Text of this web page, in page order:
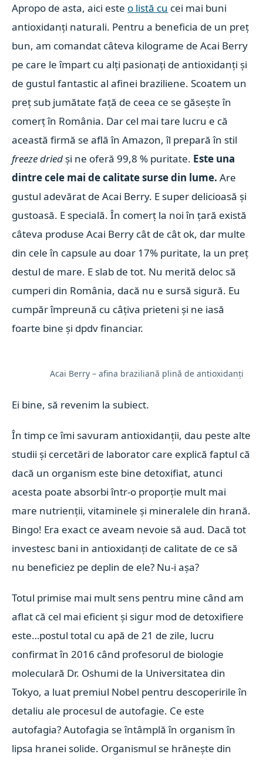
Apropo de asta, aici este o listă cu cei mai buni
antioxidanți naturali. Pentru a beneficia de un preț
bun, am comandat câteva kilograme de Acai Berry
pe care le împart cu alți pasionați de antioxidanți și
de gustul fantastic al afinei braziliene. Scoatem un
preț sub jumătate față de ceea ce se găsește în
comerț în România. Dar cel mai tare lucru e că
această firmă se află în Amazon, îl prepară în stil
freeze dried și ne oferă 99,8 % puritate. Este una
dintre cele mai de calitate surse din lume. Are
gustul adevărat de Acai Berry. E super delicioasă și
gustoasă. E specială. În comerț la noi în țară există
câteva produse Acai Berry cât de cât ok, dar multe
din cele în capsule au doar 17% puritate, la un preț
destul de mare. E slab de tot. Nu merită deloc să
cumperi din România, dacă nu e sursă sigură. Eu
cumpăr împreună cu câțiva prieteni și ne iasă
foarte bine și dpdv financiar.
Acai Berry – afina braziliană plină de antioxidanți
Ei bine, să revenim la subiect.
În timp ce îmi savuram antioxidanții, dau peste alte
studii și cercetări de laborator care explică faptul că
dacă un organism este bine detoxifiat, atunci
acesta poate absorbi într-o proporție mult mai
mare nutrienții, vitaminele și mineralele din hrană.
Bingo! Era exact ce aveam nevoie să aud. Dacă tot
investesc bani in antioxidanți de calitate de ce să
nu beneficiez pe deplin de ele? Nu-i așa?
Totul primise mai mult sens pentru mine când am
aflat că cel mai eficient și sigur mod de detoxifiere
este…postul total cu apă de 21 de zile, lucru
confirmat în 2016 când profesorul de biologie
moleculară Dr. Oshumi de la Universitatea din
Tokyo, a luat premiul Nobel pentru descoperirile în
detaliu ale procesul de autofagie. Ce este
autofagia? Autofagia se întâmplă în organism în
lipsa hranei solide. Organismul se hrănește din